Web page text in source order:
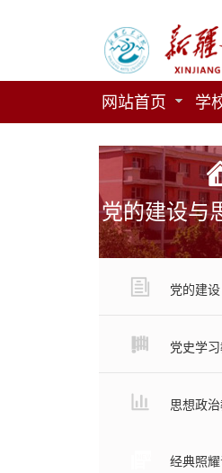
网站首页 学
党的建设与
党的建设
党史学
思想政
经典照